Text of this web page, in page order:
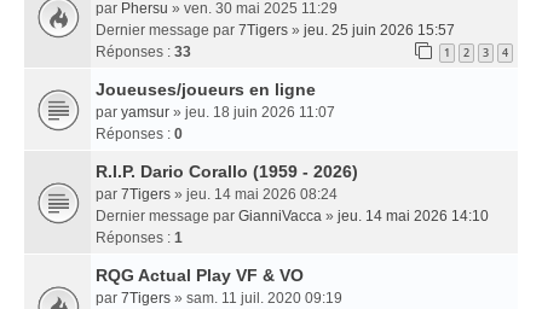
par Phersu » ven. 30 mai 2025 11:29
Dernier message par 7Tigers » jeu. 25 juin 2026 15:57
Réponses : 33 1 2 3 4
Joueuses/joueurs en ligne
par yamsur » jeu. 18 juin 2026 11:07
Réponses : 0
R.I.P. Dario Corallo (1959 - 2026)
par 7Tigers » jeu. 14 mai 2026 08:24
Dernier message par GianniVacca » jeu. 14 mai 2026 14:10
Réponses : 1
RQG Actual Play VF & VO
par 7Tigers » sam. 11 juil. 2020 09:19